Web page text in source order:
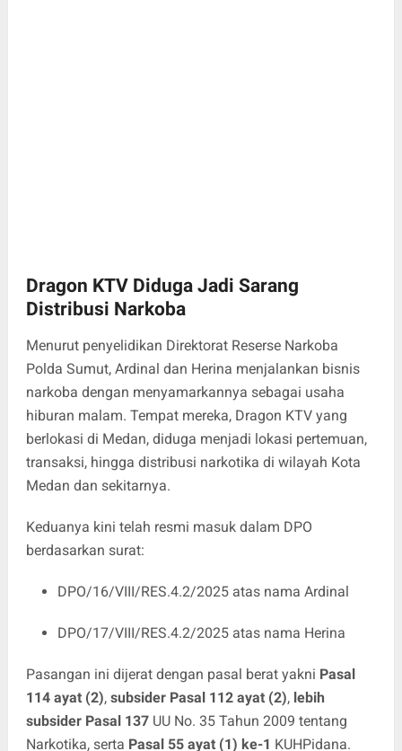
Dragon KTV Diduga Jadi Sarang
Distribusi Narkoba
Menurut penyelidikan Direktorat Reserse Narkoba
Polda Sumut, Ardinal dan Herina menjalankan bisnis
narkoba dengan menyamarkannya sebagai usaha
hiburan malam. Tempat mereka, Dragon KTV yang
berlokasi di Medan, diduga menjadi lokasi pertemuan,
transaksi, hingga distribusi narkotika di wilayah Kota
Medan dan sekitarnya.
Keduanya kini telah resmi masuk dalam DPO
berdasarkan surat:
DPO/16/VIII/RES.4.2/2025 atas nama Ardinal
DPO/17/VIII/RES.4.2/2025 atas nama Herina
Pasangan ini dijerat dengan pasal berat yakni Pasal
114 ayat (2), subsider Pasal 112 ayat (2), lebih
subsider Pasal 137UU No. 35 Tahun 2009 tentang
Narkotika, serta Pasal 55 ayat (1) ke-1 KUHPidana.